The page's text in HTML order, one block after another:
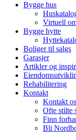
Bygge hus
Virtuell
Bygge hytte
Boliger til salgs
Garasjer
Artikler og
Rehabilitering
Kontakt
Kontakt
Ofte stilte
Finn
Bli